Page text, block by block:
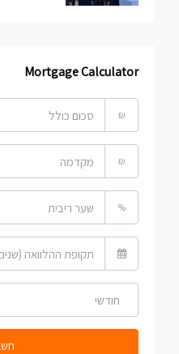
Mortgage Calculator
₪
₪
%
חודשי